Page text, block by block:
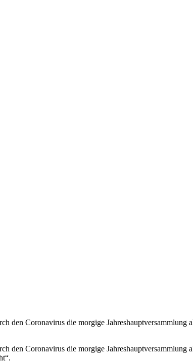
den Coronavirus die morgige Jahreshauptversammlung
den Coronavirus die morgige Jahreshauptversammlung